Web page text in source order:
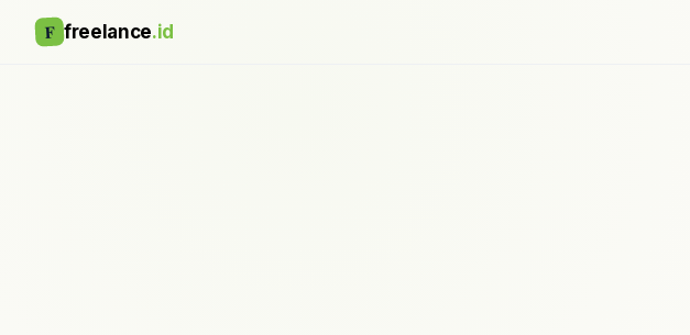
F freelance.id